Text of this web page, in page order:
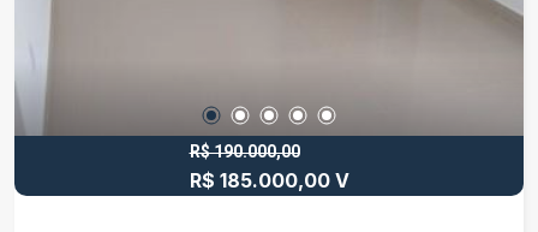
R$ 190.000,00
R$ 185.000,00 V